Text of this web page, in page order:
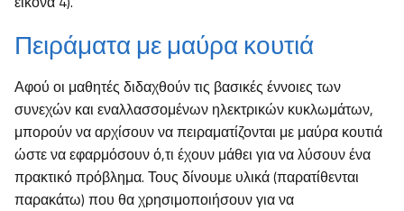
Πειράματα με μαύρα κουτιά
Αφού οι μαθητές διδαχθούν τις βασικές έννοιες των
συνεχών και εναλλασσομένων ηλεκτρικών κυκλωμάτων,
μπορούν να αρχίσουν να πειραματίζονται με μαύρα κουτιά
ώστε να εφαρμόσουν ό,τι έχουν μάθει για να λύσουν ένα
πρακτικό πρόβλημα. Τους δίνουμε υλικά (παρατίθενται
παρακάτω) που θα χρησιμοποιήσουν για να